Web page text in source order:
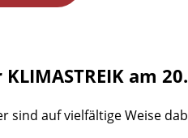
am
sind auf vielfältige Weise